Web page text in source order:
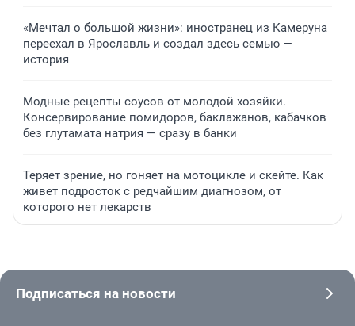
«Мечтал о большой жизни»: иностранец из Камеруна
переехал в Ярославль и создал здесь семью —
история
Модные рецепты соусов от молодой хозяйки.
Консервирование помидоров, баклажанов, кабачков
без глутамата натрия — сразу в банки
Теряет зрение, но гоняет на мотоцикле и скейте. Как
живет подросток с редчайшим диагнозом, от
которого нет лекарств
Подписаться на новости